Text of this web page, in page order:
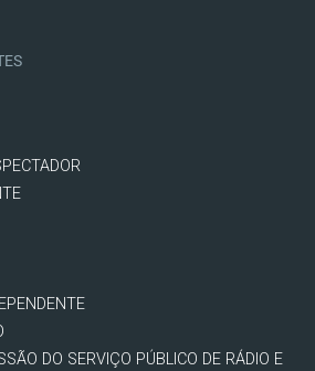
DO SERVIÇO PÚBLICO DE RÁDIO E